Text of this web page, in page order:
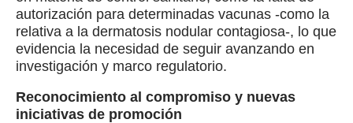
autorización para determinadas vacunas -como la
relativa a la dermatosis nodular contagiosa-, lo que
evidencia la necesidad de seguir avanzando en
investigación y marco regulatorio.
Reconocimiento al compromiso y nuevas
iniciativas de promoción